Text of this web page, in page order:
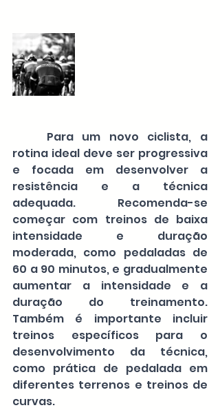
Para um novo ciclista, a
rotina ideal deve ser progressiva
e focada em desenvolver a
resistência e a técnica
adequada. Recomenda-se
começar com treinos de baixa
intensidade e duração
moderada, como pedaladas de
60 a 90 minutos, e gradualmente
aumentar a intensidade e a
duração do treinamento.
Também é importante incluir
treinos específicos para o
desenvolvimento da técnica,
como prática de pedalada em
diferentes terrenos e treinos de
curvas.